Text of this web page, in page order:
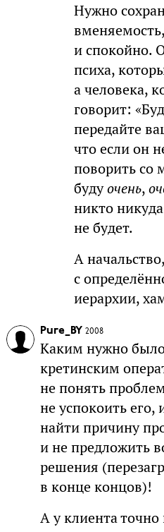
Нужно
и спокойно.
психа,
а человека,
говорит:
передайте
что если он
поворить со
будуочень,
никто
не будет.
А
с
иерархии,
Pure_BY 2008
Каким нужно
кретинским
не понять
не успокоить его,
найти причину
и не предложить
решения
в конце концов)!
А у клиента точно